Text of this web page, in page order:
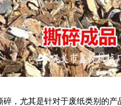
，尤其是针对于废纸类别的产